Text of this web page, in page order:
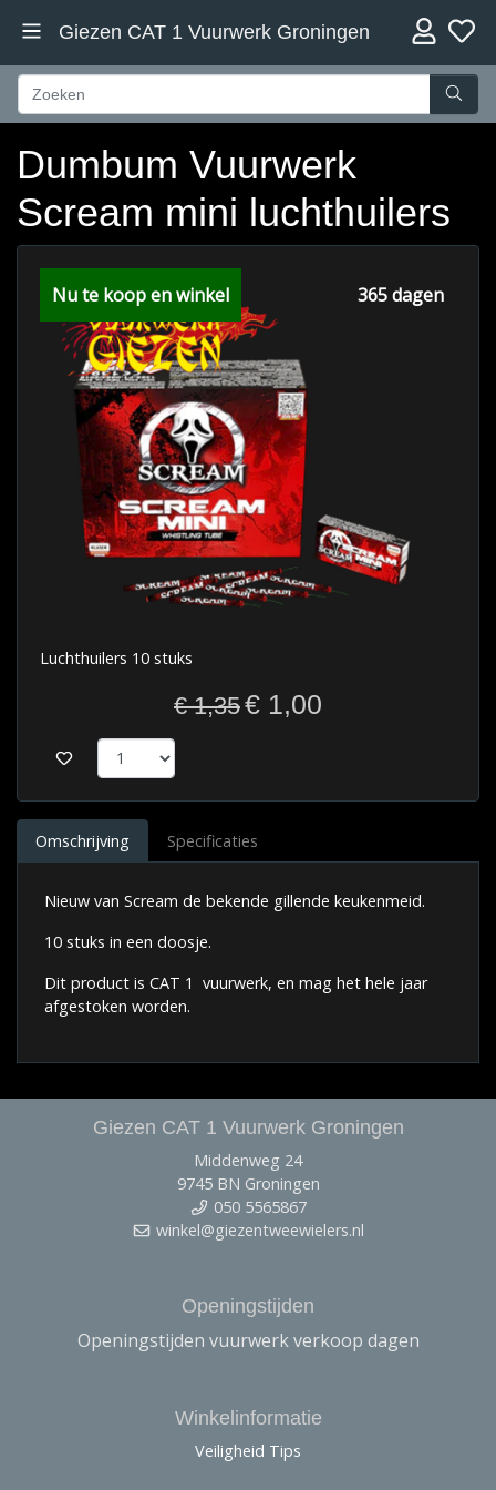
Giezen CAT 1 Vuurwerk Groningen
Dumbum Vuurwerk
Scream mini luchthuilers
Nu te koop en winkel 365 dagen
Luchthuilers 10 stuks
€ 1,35€ 1,00
Omschrijving Specificaties
Nieuw van Scream de bekende gillende keukenmeid.
10 stuks in een doosje.
Dit product is CAT 1 vuurwerk, en mag het hele jaar
afgestoken worden.
Giezen CAT 1 Vuurwerk Groningen
Middenweg 24
9745 BN Groningen
050 5565867
winkel@giezentweewielers.nl
Openingstijden
Openingstijden vuurwerk verkoop dagen
Winkelinformatie
Veiligheid Tips